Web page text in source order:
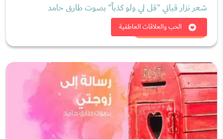
الحب والعلاقات العاطفية
شعر نزار قباني "قل لي ولو كذباً" بصوت طارق حامد
شاهد الان